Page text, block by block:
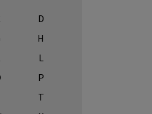
D
H
L
P
T